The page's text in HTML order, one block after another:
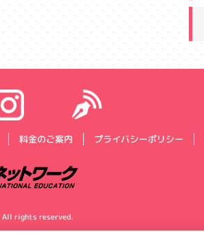
料金のご案内 プライバシーポリシー
All rights reserved.